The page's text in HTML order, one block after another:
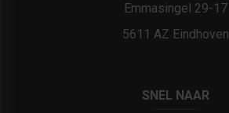
Emmasingel 29-17
5611 AZ Eindhoven
SNEL NAAR